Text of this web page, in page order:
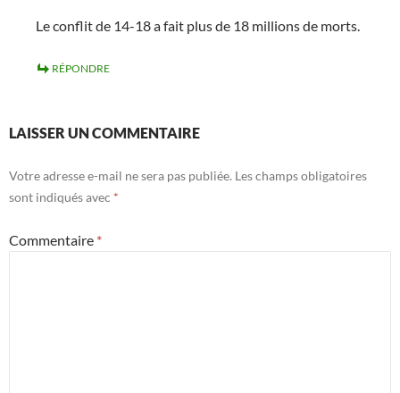
Le conflit de 14-18 a fait plus de 18 millions de morts.
RÉPONDRE
LAISSER UN COMMENTAIRE
Votre adresse e-mail ne sera pas publiée. Les champs obligatoires
sont indiqués avec *
Commentaire *